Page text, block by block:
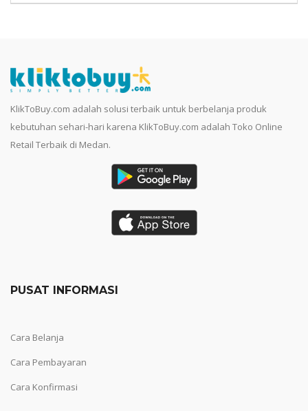
KlikToBuy.com adalah solusi terbaik untuk berbelanja produk
kebutuhan sehari-hari karena KlikToBuy.com adalah Toko Online
Retail Terbaik di Medan.
PUSAT INFORMASI
Cara Belanja
Cara Pembayaran
Cara Konfirmasi